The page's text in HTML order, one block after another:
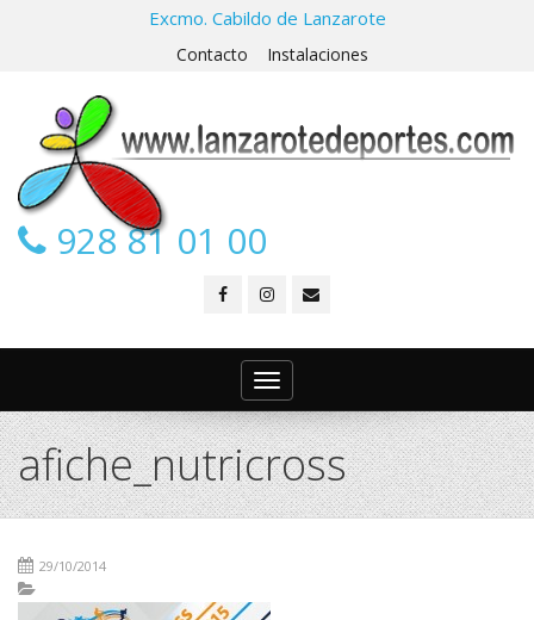
Excmo. Cabildo de Lanzarote
Contacto Instalaciones
928 81 01 00
Toggle
navigation
afiche_nutricross
29/10/2014